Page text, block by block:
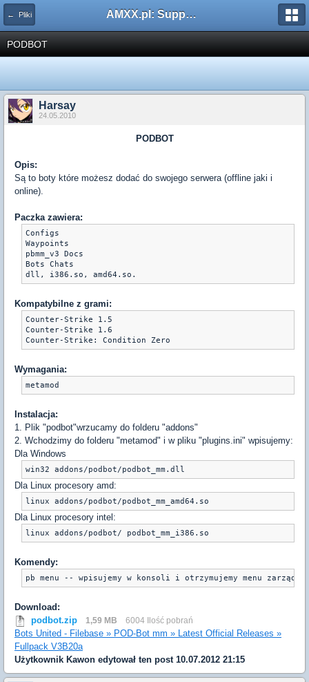
← Pliki AMXX.pl: Support AMX Mod X i SourceMod
PODBOT
Harsay
24.05.2010
PODBOT
Opis:
Są to boty które możesz dodać do swojego serwera (offline jaki i
online).
Paczka zawiera:
Configs
Waypoints
pbmm_v3 Docs
Bots Chats
Kompatybilne z grami:
Counter-Strike 1.5
Counter-Strike 1.6
Wymagania:
metamod
Instalacja:
1. Plik "podbot"wrzucamy do folderu "addons"
2. Wchodzimy do folderu "metamod" i w pliku "plugins.ini" wpisujemy:
Dla Windows
Dla Linux procesory amd:
Dla Linux procesory intel:
Komendy:
Download:
podbot.zip
1,59 MB 6004 Ilość pobrań
Bots United - Filebase » POD-Bot mm » Latest Official Releases »
Fullpack V3B20a
Użytkownik Kawon edytował ten post 10.07.2012 21:15